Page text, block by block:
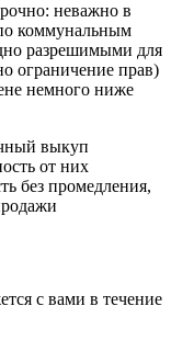
неважно в
коммунальным
разрешимыми для
ограничение прав)
немного ниже
выкуп
от них
без промедления,
с вами в течение